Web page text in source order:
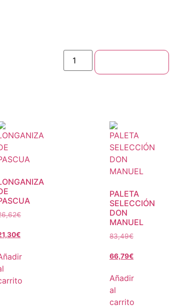
€
€
PALETA
SELECCIÓN
DON
MANUEL
83,49€
66,79€
Añadir
al
carrito